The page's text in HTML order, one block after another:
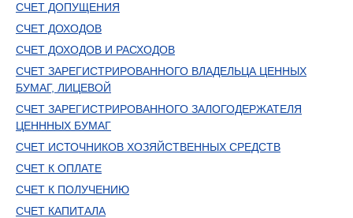
СЧЕТ ДОПУЩЕНИЯ
СЧЕТ ДОХОДОВ
СЧЕТ ДОХОДОВ И РАСХОДОВ
СЧЕТ ЗАРЕГИСТРИРОВАННОГО ВЛАДЕЛЬЦА ЦЕННЫХ
БУМАГ, ЛИЦЕВОЙ
СЧЕТ ЗАРЕГИСТРИРОВАННОГО ЗАЛОГОДЕРЖАТЕЛЯ
ЦЕНННЫХ БУМАГ
СЧЕТ ИСТОЧНИКОВ ХОЗЯЙСТВЕННЫХ СРЕДСТВ
СЧЕТ К ОПЛАТЕ
СЧЕТ К ПОЛУЧЕНИЮ
СЧЕТ КАПИТАЛА